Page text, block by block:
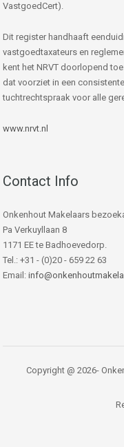
VastgoedCert).
Dit register handhaaft
vastgoedtaxateurs en
kent het NRVT doorlopend
dat voorziet in een
tuchtrechtspraak voor alle
www.nrvt.nl
Contact Info
Onkenhout Makelaars
Pa Verkuyllaan 8
1171 EE te Badhoevedorp.
Tel.: +31 - (0)20 - 659 22 63
Email:
Copyright @ 2026-